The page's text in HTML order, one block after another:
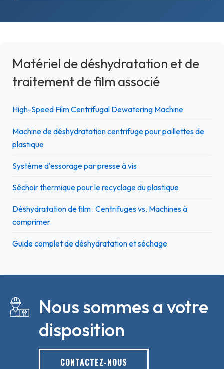
Matériel de déshydratation et de
traitement de film associé
High-Speed Film Centrifugal Dewatering Machine
Machine de déshydratation centrifuge pour paillettes de
plastique
Système d'essorage par presse à vis
Séchoir thermique pour le recyclage du plastique
Déshydratation de film : Centrifuges vs. Machines à
comprimer
Guide complet de déshydratation et séchage
Nous sommes a votre
disposition
CONTACTEZ-NOUS